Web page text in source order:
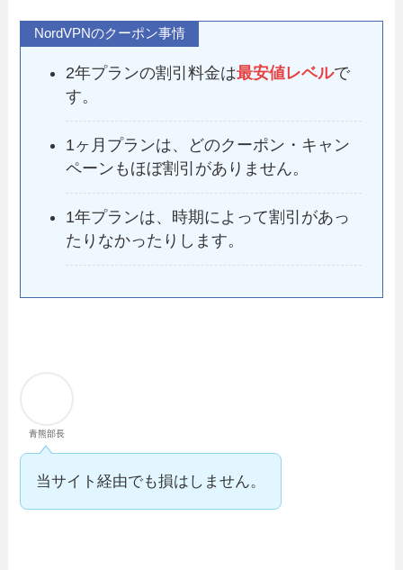
NordVPNのクーポン事情
2年プランの割引料金は最安値レベルで
す。
1ヶ月プランは、どのクーポン・キャン
ペーンも ほぼ割引がありません。
1年プランは、時期によって割引があっ
たりなかったりします。
青熊部長
当サイト経由でも損はしません。